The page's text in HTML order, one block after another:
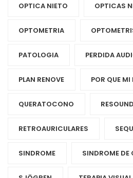
OPTICA NIETO OPTICAS
OPTOMETRIA
PATOLOGIA PERDIDA
PLAN RENOVE POR QUE
QUERATOCONO
RETROAURICULARES
SINDROME SINDROME DE